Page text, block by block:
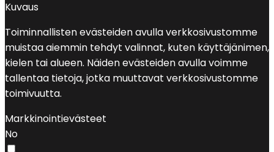
Kuvaus
Toiminnallisten evästeiden avulla verkkosivustomme
muistaa aiemmin tehdyt valinnat, kuten käyttäjänimen,
kielen tai alueen. Näiden evästeiden avulla voimme
tallentaa tietoja, jotka muuttavat verkkosivustomme
toimivuutta.
Markkinointievästeet
No